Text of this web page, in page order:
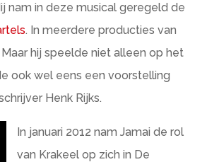
nam in deze musical geregeld de
. In meerdere producties van
hij speelde niet alleen op het
ook wel eens een voorstelling
Henk Rijks.
In januari 2012 nam Jamai de rol
van Krakeel op zich in De